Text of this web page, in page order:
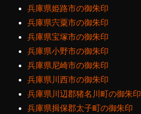
兵庫県姫路市の御朱印
兵庫県宍粟市の御朱印
兵庫県宝塚市の御朱印
兵庫県小野市の御朱印
兵庫県尼崎市の御朱印
兵庫県川西市の御朱印
兵庫県川辺郡猪名川町の御朱印
兵庫県揖保郡太子町の御朱印